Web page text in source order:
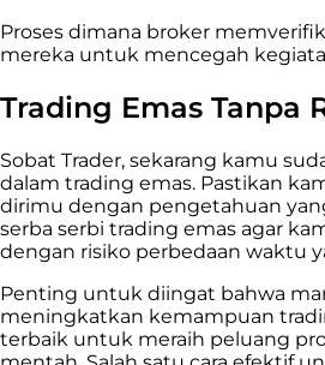
Proses dimana broker
mereka untuk mencegah
Trading Emas Tanpa
Sobat Trader, sekarang kamu
dalam trading emas. Pastikan
dirimu dengan pengetahuan
serba serbi trading emas agar
dengan risiko perbedaan waktu
Penting untuk diingat bahwa
meningkatkan kemampuan
terbaik untuk meraih peluang